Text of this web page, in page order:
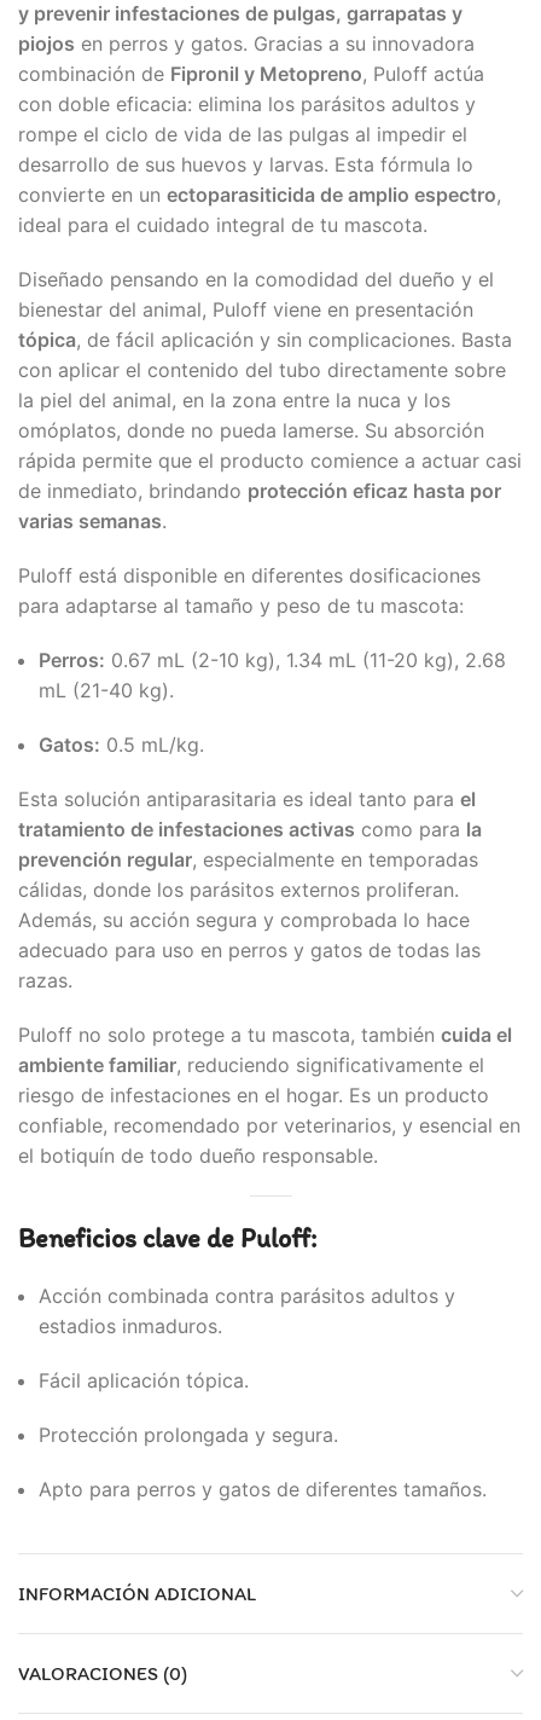
y prevenir infestaciones de pulgas, garrapatas y
piojos en perros y gatos. Gracias a su innovadora
combinación de Fipronil y Metopreno, Puloff actúa
con doble eficacia: elimina los parásitos adultos y
rompe el ciclo de vida de las pulgas al impedir el
desarrollo de sus huevos y larvas. Esta fórmula lo
convierte en un ectoparasiticida de amplio espectro,
ideal para el cuidado integral de tu mascota.
Diseñado pensando en la comodidad del dueño y el
bienestar del animal, Puloff viene en presentación
tópica, de fácil aplicación y sin complicaciones. Basta
con aplicar el contenido del tubo directamente sobre
la piel del animal, en la zona entre la nuca y los
omóplatos, donde no pueda lamerse. Su absorción
rápida permite que el producto comience a actuar casi
de inmediato, brindando protección eficaz hasta por
varias semanas.
Puloff está disponible en diferentes dosificaciones
para adaptarse al tamaño y peso de tu mascota:
Perros: 0.67 mL (2-10 kg), 1.34 mL (11-20 kg), 2.68
mL (21-40 kg).
Gatos: 0.5 mL/kg.
Esta solución antiparasitaria es ideal tanto para el
tratamiento de infestaciones activas como para la
prevención regular, especialmente en temporadas
cálidas, donde los parásitos externos proliferan.
Además, su acción segura y comprobada lo hace
adecuado para uso en perros y gatos de todas las
razas.
Puloff no solo protege a tu mascota, también cuida el
ambiente familiar, reduciendo significativamente el
riesgo de infestaciones en el hogar. Es un producto
confiable, recomendado por veterinarios, y esencial en
el botiquín de todo dueño responsable.
Beneficios clave de Puloff:
Acción combinada contra parásitos adultos y
estadios inmaduros.
Fácil aplicación tópica.
Protección prolongada y segura.
Apto para perros y gatos de diferentes tamaños.
INFORMACIÓN ADICIONAL
VALORACIONES (0)